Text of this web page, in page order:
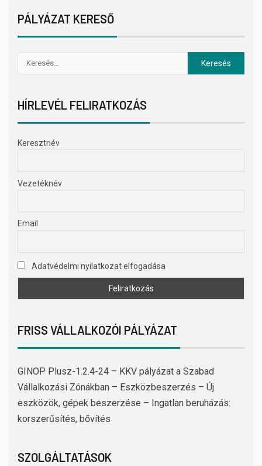
PÁLYÁZAT KERESŐ
HÍRLEVÉL FELIRATKOZÁS
Keresztnév
Vezetéknév
Email
Adatvédelmi nyilatkozat elfogadása
FRISS VÁLLALKOZÓI PÁLYÁZAT
GINOP Plusz-1.2.4-24 – KKV pályázat a Szabad
Vállalkozási Zónákban – Eszközbeszerzés – Új
eszközök, gépek beszerzése – Ingatlan beruházás:
korszerűsítés, bővítés
SZOLGÁLTATÁSOK